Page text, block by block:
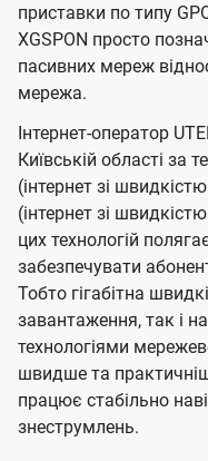
приставки по типу
XGSPON просто
пасивних мереж
мережа.
Інтернет-оператор
Київській області за
(інтернет зі
(інтернет зі
цих технологій
забезпечувати
Тобто гігабітна
завантаження, так і
технологіями
швидше та
працює стабільно
знеструмлень.